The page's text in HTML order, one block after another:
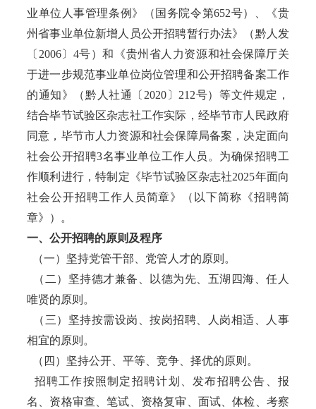
业单位人事管理条例》（国务院令第652号）、《贵
州省事业单位新增人员公开招聘暂行办法》（黔人发
〔2006〕4号）和《贵州省人力资源和社会保障厅关
于进一步规范事业单位岗位管理和公开招聘备案工作
的通知》（黔人社通〔2020〕212号）等文件规定，
结合毕节试验区杂志社工作实际，经毕节市人民政府
同意，毕节市人力资源和社会保障局备案，决定面向
社会公开招聘3名事业单位工作人员。为确保招聘工
作顺利进行，特制定《毕节试验区杂志社2025年面向
社会公开招聘工作人员简章》（以下简称《招聘简
章》）。
一、公开招聘的原则及程序
（一）坚持党管干部、党管人才的原则。
（二）坚持德才兼备、以德为先、五湖四海、任人
唯贤的原则。
（三）坚持按需设岗、按岗招聘、人岗相适、人事
相宜的原则。
（四）坚持公开、平等、竞争、择优的原则。
招聘工作按照制定招聘计划、发布招聘公告、报
名、资格审查、笔试、资格复审、面试、体检、考察